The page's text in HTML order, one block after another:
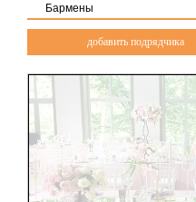
Бармены
добавить подрядчика